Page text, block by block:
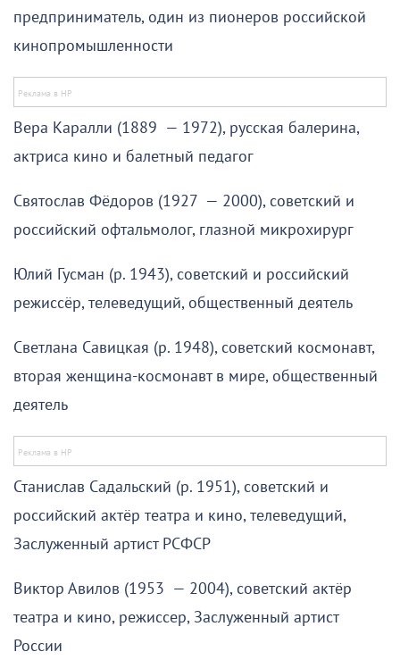
предприниматель, один из пионеров российской
кинопромышленности
Вера Каралли (1889 — 1972), русская балерина,
актриса кино и балетный педагог
Святослав Фёдоров (1927 — 2000), советский и
российский офтальмолог, глазной микрохирург
Юлий Гусман (р. 1943), советский и российский
режиссёр, телеведущий, общественный деятель
Светлана Савицкая (р. 1948), советский космонавт,
вторая женщина-космонавт в мире, общественный
деятель
Станислав Садальский (р. 1951), советский и
российский актёр театра и кино, телеведущий,
Заслуженный артист РСФСР
Виктор Авилов (1953 — 2004), советский актёр
театра и кино, режиссер, Заслуженный артист
России